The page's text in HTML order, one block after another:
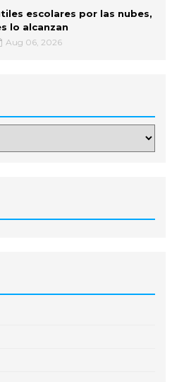
escolares por las nubes,
lo alcanzan
Aug 06, 2026